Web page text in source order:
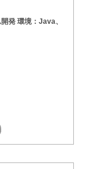
発 環境：Java、